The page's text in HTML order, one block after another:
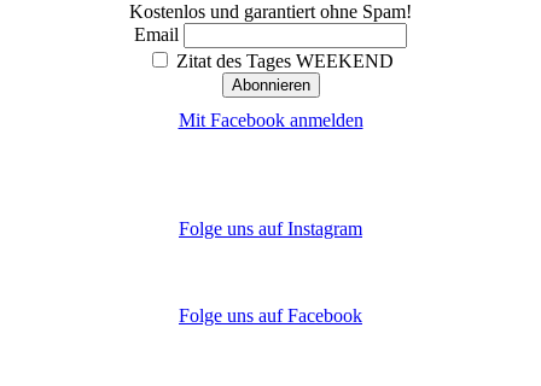
Kostenlos und garantiert ohne Spam!
Email
Zitat des Tages WEEKEND
Mit Facebook anmelden
Folge uns auf Instagram
Folge uns auf Facebook